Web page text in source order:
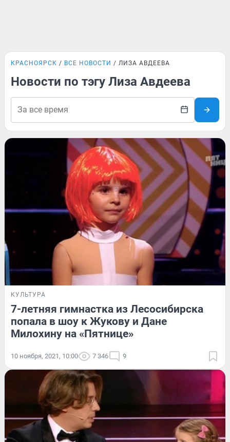
КРАСНОЯРСК ВСЕ НОВОСТИ ЛИЗА АВДЕЕВА
Новости по тэгу Лиза Авдеева
КУЛЬТУРА
7-летняя гимнастка из Лесосибирска
попала в шоу к Жукову и Дане
Милохину на «Пятнице»
10 ноября, 2021, 10:00 7 346 9